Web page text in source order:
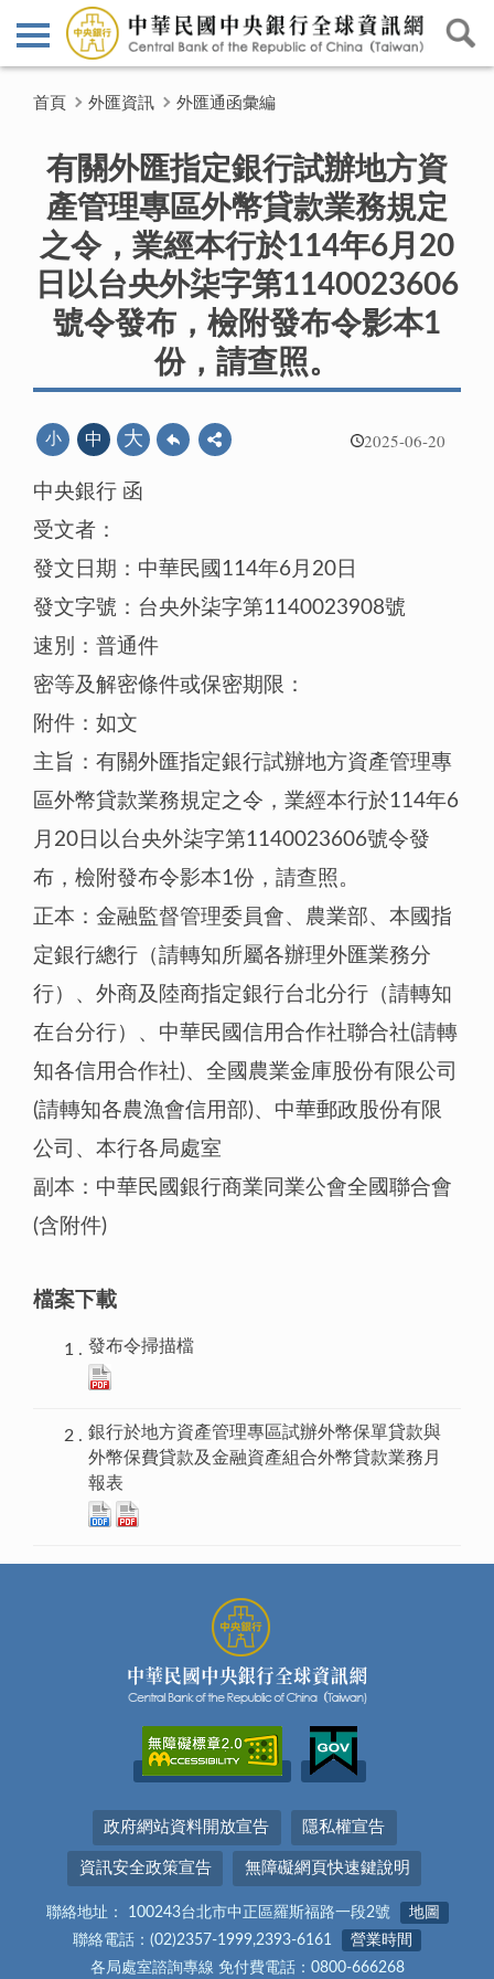
首頁 外匯資訊 外匯通函彙編
有關外匯指定銀行試辦地方資
產管理專區外幣貸款業務規定
之令，業經本行於114年6月20
日以台央外柒字第1140023606
號令發布，檢附發布令影本1
份，請查照。
2025-06-20
小 中 大
中央銀行 函
受文者：
發文日期：中華民國114年6月20日
發文字號：台央外柒字第1140023908號
速別：普通件
密等及解密條件或保密期限：
附件：如文
主旨：有關外匯指定銀行試辦地方資產管理專
區外幣貸款業務規定之令，業經本行於114年6
月20日以台央外柒字第1140023606號令發
布，檢附發布令影本1份，請查照。
正本：金融監督管理委員會、農業部、本國指
定銀行總行（請轉知所屬各辦理外匯業務分
行）、外商及陸商指定銀行台北分行（請轉知
在台分行）、中華民國信用合作社聯合社(請轉
知各信用合作社)、全國農業金庫股份有限公司
(請轉知各農漁會信用部)、中華郵政股份有限
公司、本行各局處室
副本：中華民國銀行商業同業公會全國聯合會
(含附件)
檔案下載
發布令掃描檔
銀行於地方資產管理專區試辦外幣保單貸款與
外幣保費貸款及金融資產組合外幣貸款業務月
報表
政府網站資料開放宣告 隱私權宣告
資訊安全政策宣告 無障礙網頁快速鍵說明
聯絡地址： 100243台北市中正區羅斯福路一段2號
地圖
聯絡電話：(02)2357-1999,2393-6161
營業時間
各局處室諮詢專線 免付費電話：0800-666268